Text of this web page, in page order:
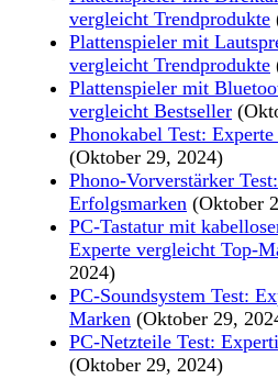
vergleicht Trendprodukte
Plattenspieler mit
vergleicht Trendprodukte
Plattenspieler mit
vergleicht Bestseller
Phonokabel Test:
(Oktober 29, 2024)
Phono-Vorverstärker
Erfolgsmarken (Oktober
PC-Tastatur mit
Experte vergleicht Top-
2024)
PC-Soundsystem Test:
Marken (Oktober 29,
PC-Netzteile Test:
(Oktober 29, 2024)